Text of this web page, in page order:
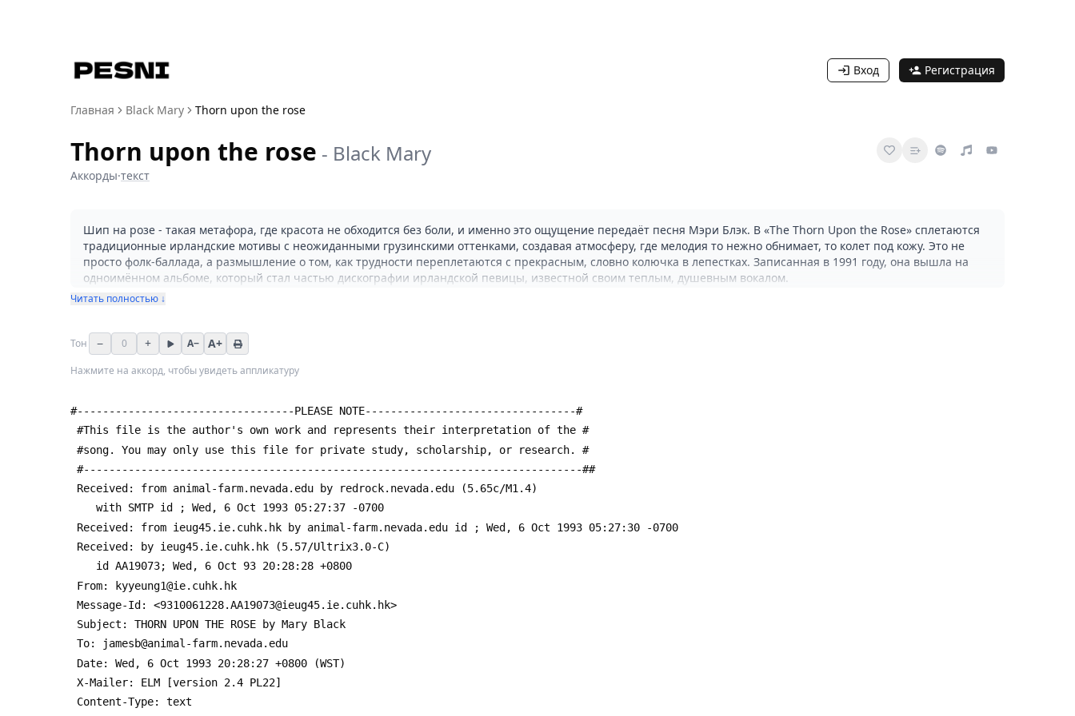
Вход Регистрация
Главная Black Mary Thorn upon the rose
Thorn upon the rose - Black Mary
Аккорды·текст
Шип на розе - такая метафора, где красота не обходится без боли, и именно это ощущение передаёт песня Мэри Блэк. В «The Thorn Upon the Rose» сплетаются
традиционные ирландские мотивы с неожиданными грузинскими оттенками, создавая атмосферу, где мелодия то нежно обнимает, то колет под кожу. Это не
просто фолк-баллада, а размышление о том, как трудности переплетаются с прекрасным, словно колючка в лепестках. Записанная в 1991 году, она вышла на
одноимённом альбоме, который стал частью дискографии ирландской певицы, известной своим теплым, душевным вокалом.
поклонников world music. Мэри Блэк превратила эту композицию в гимн стойкости, где каждый аккорд подчёркивает баланс между светом и тенью. Если вы
ищете саундтрек для раздумий о жизни, вот он - без лишней сентиментальности, с ирландской прямотой. В эпоху, когда фолк возрождался на стыке традиций и
новых влияний, такая песня запомнилась своей искренностью и глубиной, заставляя возвращаться снова.
Читать полностью ↓
Тон − 0 + A− A+
Нажмите на аккорд, чтобы увидеть аппликатуру
#----------------------------------PLEASE NOTE---------------------------------#
#This file is the author's own work and represents their interpretation of the #
#song. You may only use this file for private study, scholarship, or research. #
#------------------------------------------------------------------------------##
Received: from animal-farm.nevada.edu by redrock.nevada.edu (5.65c/M1.4)
with SMTP id
; Wed, 6 Oct 1993 05:27:37 -0700
Received: from ieug45.ie.cuhk.hk by animal-farm.nevada.edu id
; Wed, 6 Oct 1993 05:27:30 -0700
Received: by ieug45.ie.cuhk.hk (5.57/Ultrix3.0-C)
id AA19073; Wed, 6 Oct 93 20:28:28 +0800
From: kyyeung1@ie.cuhk.hk
Message-Id: <9310061228.AA19073@ieug45.ie.cuhk.hk>
Subject: THORN UPON THE ROSE by Mary Black
To: jamesb@animal-farm.nevada.edu
Date: Wed, 6 Oct 1993 20:28:27 +0800 (WST)
X-Mailer: ELM [version 2.4 PL22]
Content-Type: text